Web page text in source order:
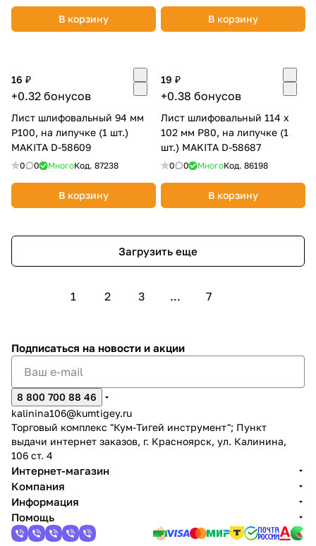
В корзину В корзину
16 ₽
+0.32 бонусов
Лист шлифовальный 94 мм
P100, на липучке (1 шт.)
MAKITA D-58609
0 0 МногоКод. 87238
В корзину
19 ₽
+0.38 бонусов
Лист шлифовальный 114 х
102 мм P80, на липучке (1
шт.) MAKITA D-58687
0 0 МногоКод. 86198
В корзину
Загрузить еще
1 2 3 ... 7
Подписаться на новости и акции
8 800 700 88 46
kalinina106@kumtigey.ru
Торговый комплекс "Кум-Тигей инструмент"; Пункт
выдачи интернет заказов, г. Красноярск, ул. Калинина,
106 ст. 4
Интернет-магазин
Компания
Информация
Помощь